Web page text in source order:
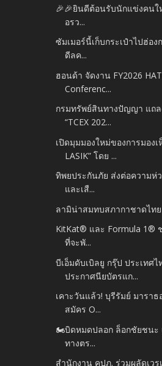
🎉🎉ยินดีต้อนรับนักแข่งคนใ
อรว...
ซัมเมอร์นี้เก็บกระเป๋าไปฮ่อง
ดีลค...
ฮอนด้า จัดงาน FY2026
Conferenc...
กรมทรัพย์สินทางปัญญา แถ
“TCEX 202...
เปิดมุมมองใหม่ของการมองเ
LASIK” โดย ...
ทิพยประกันภัย ส่งต่อความห่
และเสื...
ลามิน่าสมทบสภากาชาดไทย
KitKat® และ Formula 1®
ที่จะพั...
บีเอ็มดับเบิลยู กรุ๊ป ประเทศไ
ประกาศนียบัตรแก...
เคาะวันแล้ว! บุรีรัมย์ มาราธ
สมัคร O...
🏍️บิดหมดปลอก ล็อกชัยชนะ
ทางตร...
สำนักงาน คปภ. ร่วมผลัดเว